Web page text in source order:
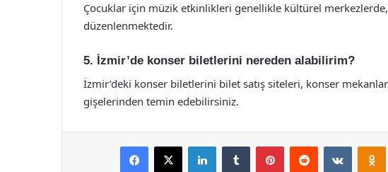
Çocuklar için müzik etkinlikleri genellikle kültürel
düzenlenmektedir.
5. İzmir’de konser biletlerini nereden alabilirim?
İzmir’deki konser biletlerini bilet satış siteleri, konser
gişelerinden temin edebilirsiniz.
Facebook
X LinkedInTumblr PinterestReddit